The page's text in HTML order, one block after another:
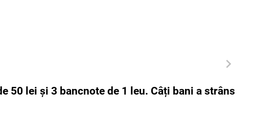
50 lei și 3 bancnote de 1 leu. Câți bani a strâns